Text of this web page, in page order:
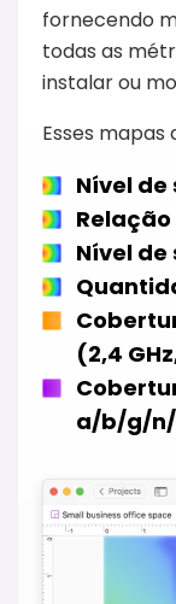
fornecendo
todas as
instalar ou
Esses
Nível de
Nível
(2,4
a/b/g/